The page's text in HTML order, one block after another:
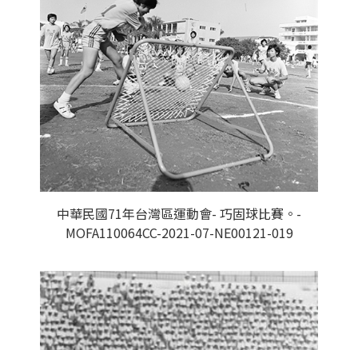
中華民國71年台灣區運動會- 巧固球比賽。-
MOFA110064CC-2021-07-NE00121-019